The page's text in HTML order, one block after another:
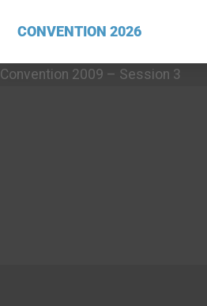
CONVENTION 2026
Convention 2009 – Session 3